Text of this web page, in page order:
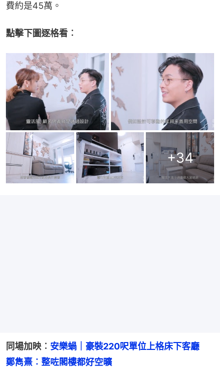
費約是45萬。
點擊下圖逐格看︰
+34
同場加映︰ 安樂蝸｜豪裝220呎單位上格床下客廳
鄭雋熹︰整咗閣樓都好空曠